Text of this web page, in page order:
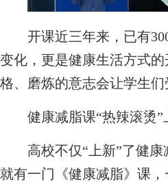
开课近三年来，已有300
变化，更是健康生活方式
格、磨炼的意志会让学生们
健康减脂课“热辣滚烫”
高校不仅“上新”了健康
就有一门《健康减脂》课